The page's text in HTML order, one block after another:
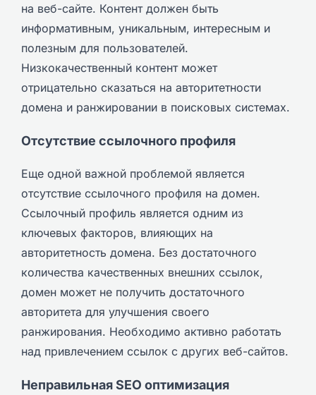
на веб-сайте. Контент должен быть
информативным, уникальным, интересным и
полезным для пользователей.
Низкокачественный контент может
отрицательно сказаться на авторитетности
домена и ранжировании в поисковых системах.
Отсутствие ссылочного профиля
Еще одной важной проблемой является
отсутствие ссылочного профиля на домен.
Ссылочный профиль является одним из
ключевых факторов, влияющих на
авторитетность домена. Без достаточного
количества качественных внешних ссылок,
домен может не получить достаточного
авторитета для улучшения своего
ранжирования. Необходимо активно работать
над привлечением ссылок с других веб-сайтов.
Неправильная SEO оптимизация